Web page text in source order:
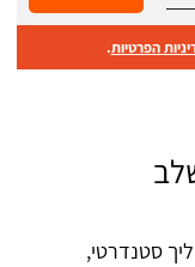
הפרטיות.
סטנדרטי,